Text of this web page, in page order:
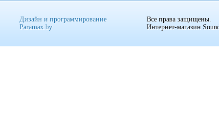
Дизайн и программирование
Paramax.by
Все права защищены.
Интернет-магазин